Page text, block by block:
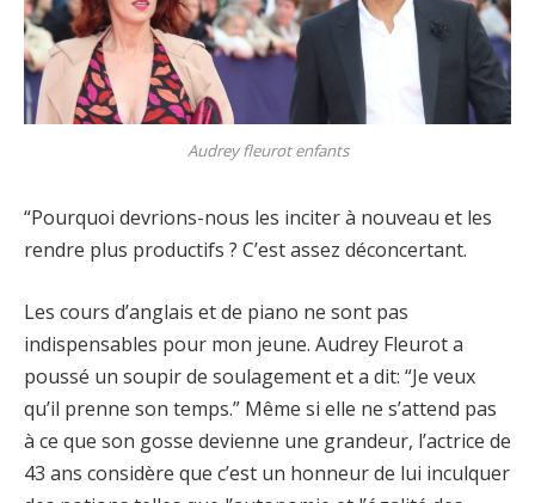
Audrey fleurot enfants
“Pourquoi devrions-nous les inciter à nouveau et les
rendre plus productifs ? C’est assez déconcertant.
Les cours d’anglais et de piano ne sont pas
indispensables pour mon jeune. Audrey Fleurot a
poussé un soupir de soulagement et a dit: “Je veux
qu’il prenne son temps.” Même si elle ne s’attend pas
à ce que son gosse devienne une grandeur, l’actrice de
43 ans considère que c’est un honneur de lui inculquer